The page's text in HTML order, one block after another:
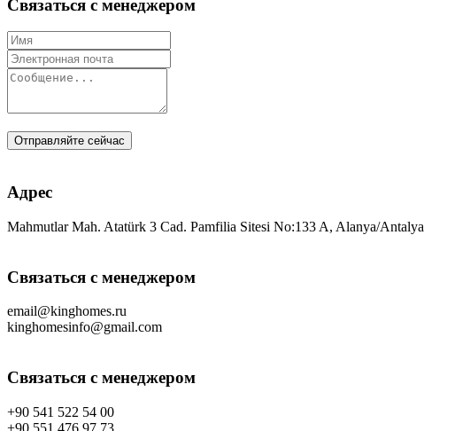
Связаться с менеджером
Отправляйте сейчас
Адрес
Mahmutlar Mah. Atatürk 3 Cad. Pamfilia Sitesi No:133 A, Alanya/Antalya
Связаться с менеджером
email@kinghomes.ru
kinghomesinfo@gmail.com
Связаться с менеджером
+90 541 522 54 00
+90 551 476 97 73